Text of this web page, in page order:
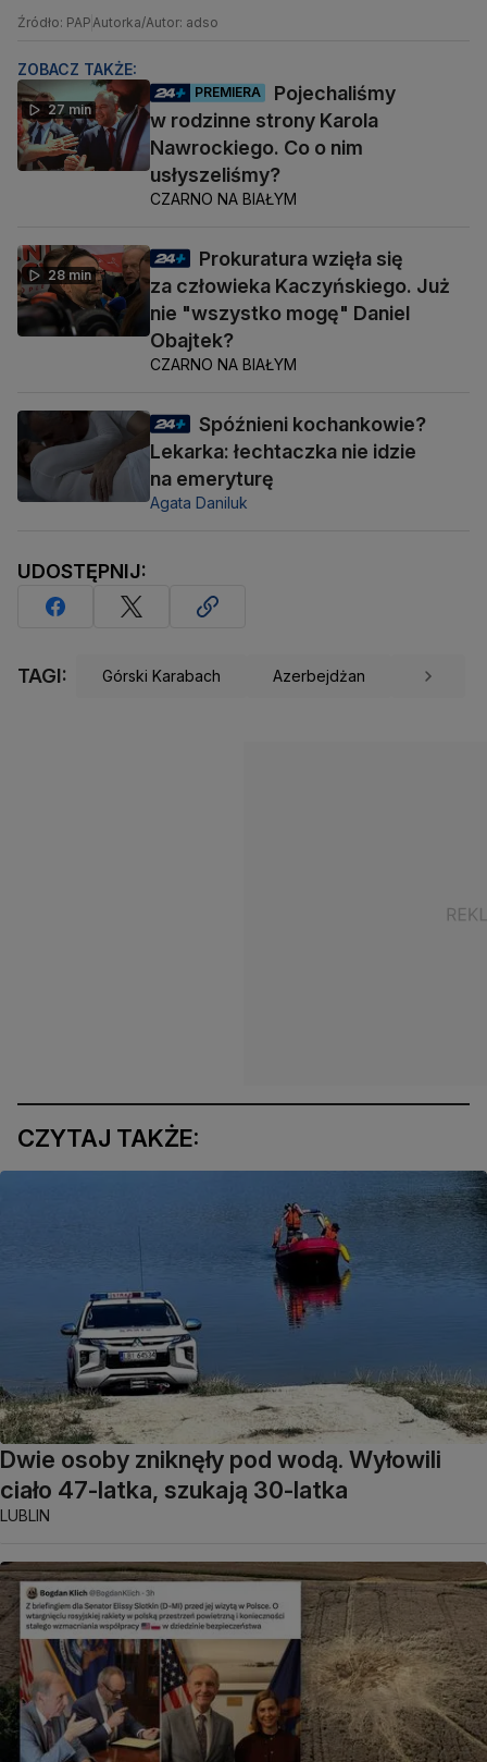
Źródło: PAP Autorka/Autor: adso
ZOBACZ TAKŻE:
27 min
PREMIERA
Pojechaliśmy
w rodzinne strony Karola
Nawrockiego. Co o nim
usłyszeliśmy?
CZARNO NA BIAŁYM
28 min
Prokuratura wzięła się
za człowieka Kaczyńskiego. Już
nie "wszystko mogę" Daniel
Obajtek?
CZARNO NA BIAŁYM
Spóźnieni kochankowie?
Lekarka: łechtaczka nie idzie
na emeryturę
Agata Daniluk
UDOSTĘPNIJ:
TAGI: Górski Karabach Azerbejdżan
CZYTAJ TAKŻE:
Dwie osoby zniknęły pod wodą. Wyłowili
ciało 47-latka, szukają 30-latka
LUBLIN